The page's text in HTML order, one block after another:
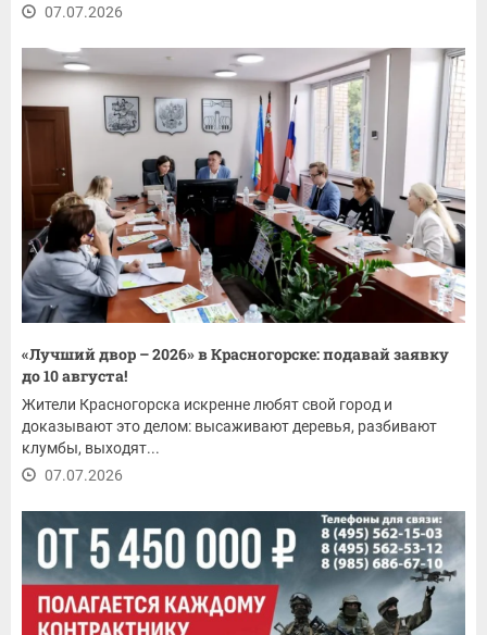
07.07.2026
«Лучший двор – 2026» в Красногорске: подавай заявку
до 10 августа!
Жители Красногорска искренне любят свой город и
доказывают это делом: высаживают деревья, разбивают
клумбы, выходят...
07.07.2026